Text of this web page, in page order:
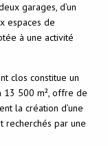
garages, d’un
espaces de
à une activité
clos constitue un
13 500 m², offre de
la création d’une
recherchés par une